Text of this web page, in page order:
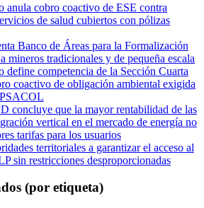
anula cobro coactivo de ESE contra
de salud cubiertos con pólizas
Banco de Áreas para la Formalización
mineros tradicionales y de pequeña escala
define competencia de la Sección Cuarta
coactivo de obligación ambiental exigida
concluye que la mayor rentabilidad de las
vertical en el mercado de energía no
tarifas para los usuarios
territoriales a garantizar el acceso al
sin restricciones desproporcionadas
(por etiqueta)